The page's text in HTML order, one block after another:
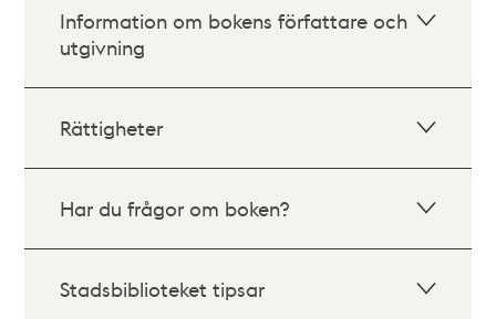
Information om bokens författare och
utgivning
Rättigheter
Har du frågor om boken?
Stadsbiblioteket tipsar